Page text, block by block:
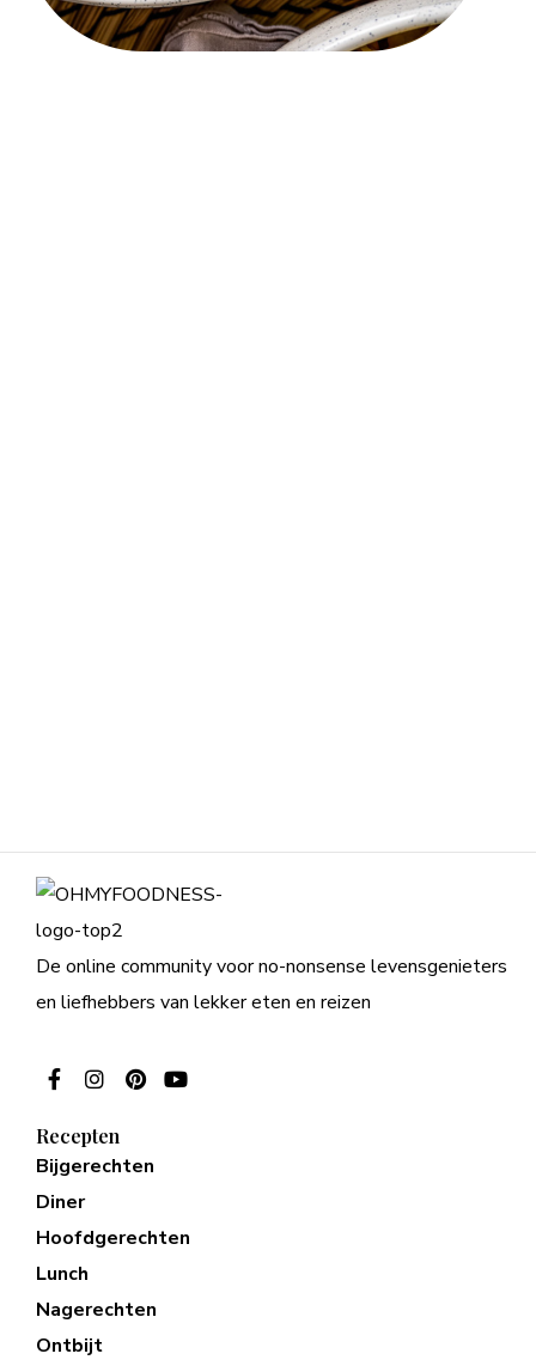
De online community voor no-nonsense levensgenieters
en liefhebbers van lekker eten en reizen
Recepten
Bijgerechten
Diner
Hoofdgerechten
Lunch
Nagerechten
Ontbijt